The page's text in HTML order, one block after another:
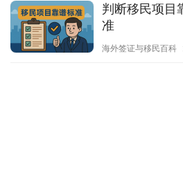
判断移民项目
准
海外签证与移民百科